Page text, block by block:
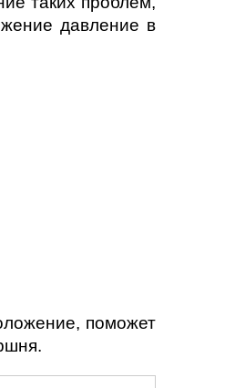
давление в
поможет